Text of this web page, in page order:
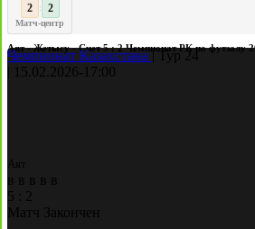
: 2
Матч-центр
Аят - Жетысу - Счет 5 : 2 Чемпионат РК по футзалу
Чемпионат Казахстана| Тур 24
15.02.2026- 17:00
Аят
в в в в в
5
2
Матч Закончен